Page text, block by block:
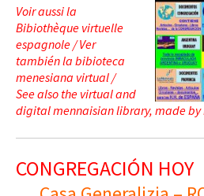
Voir aussi la
Bibiothèque virtuelle
espagnole / Ver
también la bibioteca
menesiana virtual /
See also the virtual and
digital mennaisian library, made by
CONGREGACIÓN HOY